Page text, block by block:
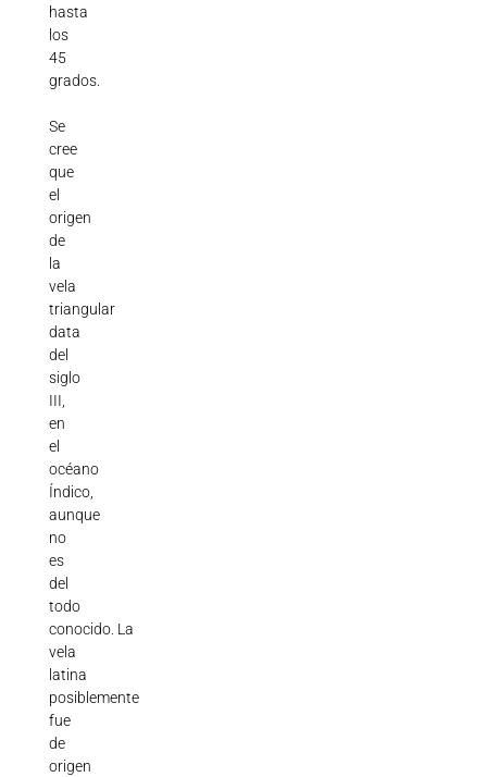
hasta
los
45
grados.
Se
cree
que
el
origen
de
la
vela
triangular
data
del
siglo
III,
en
el
océano
Índico,
aunque
no
es
del
todo
conocido. La
vela
latina
posiblemente
fue
de
origen